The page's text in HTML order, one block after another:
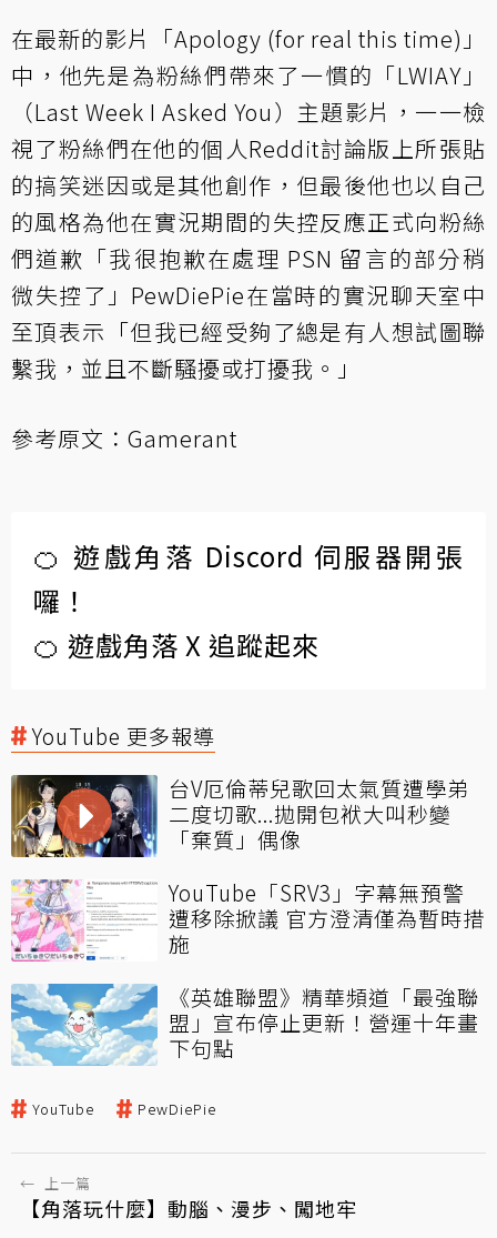
在最新的影片「Apology (for real this time)」
中，他先是為粉絲們帶來了一慣的「LWIAY」
（Last Week I Asked You）主題影片，一一檢
視了粉絲們在他的個人Reddit討論版上所張貼
的搞笑迷因或是其他創作，但最後他也以自己
的風格為他在實況期間的失控反應正式向粉絲
們道歉「我很抱歉在處理 PSN 留言的部分稍
微失控了」PewDiePie在當時的實況聊天室中
至頂表示「但我已經受夠了總是有人想試圖聯
繫我，並且不斷騷擾或打擾我。」
參考原文： Gamerant
🍊 遊戲角落 Discord 伺服器開張
囉！
🍊 遊戲角落 X 追蹤起來
YouTube 更多報導
台V厄倫蒂兒歌回太氣質遭學弟
二度切歌...拋開包袱大叫秒變
「棄質」偶像
YouTube「SRV3」字幕無預警
遭移除掀議 官方澄清僅為暫時措
施
《英雄聯盟》精華頻道「最強聯
盟」宣布停止更新！營運十年畫
下句點
YouTube PewDiePie
← 上一篇
【角落玩什麼】動腦、漫步、闖地牢